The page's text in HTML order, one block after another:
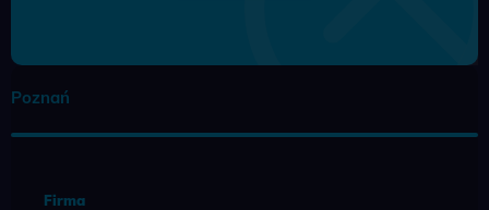
Poznań
Firma